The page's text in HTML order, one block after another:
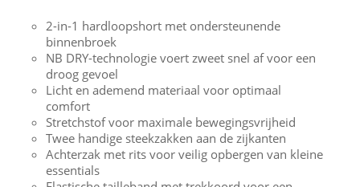
2-in-1 hardloopshort met ondersteunende
binnenbroek
NB DRY-technologie voert zweet snel af voor een
droog gevoel
Licht en ademend materiaal voor optimaal
comfort
Stretchstof voor maximale bewegingsvrijheid
Twee handige steekzakken aan de zijkanten
Achterzak met rits voor veilig opbergen van kleine
essentials